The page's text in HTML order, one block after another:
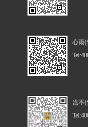
心雨(
岂不(